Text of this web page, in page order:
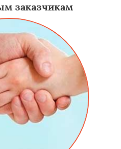
заказчикам